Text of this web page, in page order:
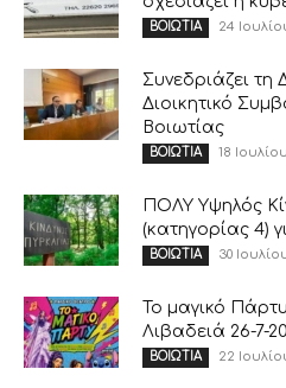
ΒΟΙΩΤΙΑ 24
Συνεδριάζει τη
Διοικητικό
Βοιωτίας
ΒΟΙΩΤΙΑ 18
ΠΟΛΥ Υψηλός
(κατηγορίας 4)
ΒΟΙΩΤΙΑ 30
Το μαγικό
Λιβαδειά 26-7-
ΒΟΙΩΤΙΑ 22